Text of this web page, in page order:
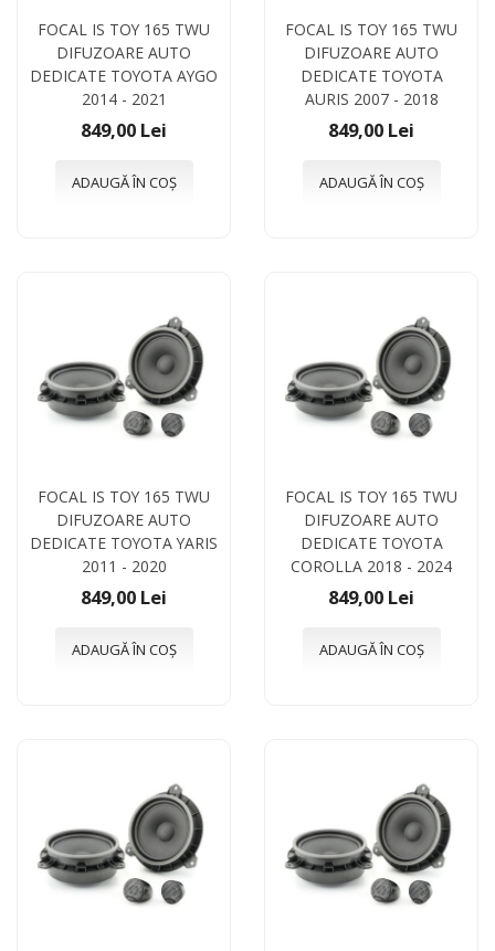
FOCAL IS TOY 165 TWU
DIFUZOARE AUTO
DEDICATE TOYOTA AYGO
2014 - 2021
849,00 Lei
ADAUGĂ ÎN COȘ
FOCAL IS TOY 165 TWU
DIFUZOARE AUTO
DEDICATE TOYOTA
AURIS 2007 - 2018
849,00 Lei
ADAUGĂ ÎN COȘ
FOCAL IS TOY 165 TWU
DIFUZOARE AUTO
DEDICATE TOYOTA YARIS
2011 - 2020
849,00 Lei
ADAUGĂ ÎN COȘ
FOCAL IS TOY 165 TWU
DIFUZOARE AUTO
DEDICATE TOYOTA
COROLLA 2018 - 2024
849,00 Lei
ADAUGĂ ÎN COȘ